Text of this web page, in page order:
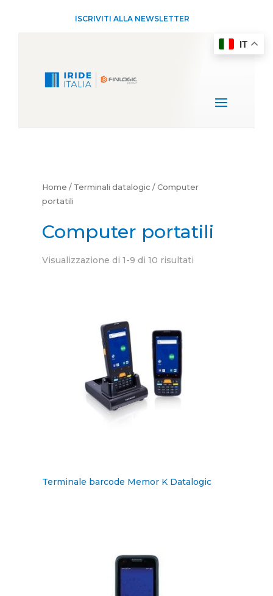
ISCRIVITI ALLA NEWSLETTER
Home / Terminali datalogic / Computer
portatili
Computer portatili
Visualizzazione di 1-9 di 10 risultati
Terminale barcode Memor K Datalogic
IT